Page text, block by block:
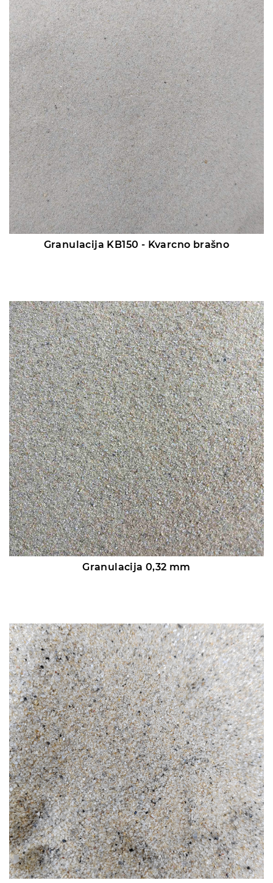
Granulacija KB150 - Kvarcno brašno
Granulacija 0,32 mm